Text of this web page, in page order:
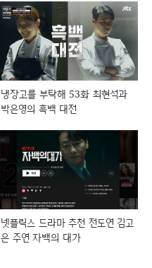
냉장고를 부탁해 53화 최현석과
박은영의 흑백 대전
넷플릭스 드라마 추천 전도연 김고
은 주연 자백의 대가